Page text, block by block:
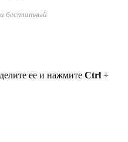
бесплатный
ее и нажмите Ctrl +